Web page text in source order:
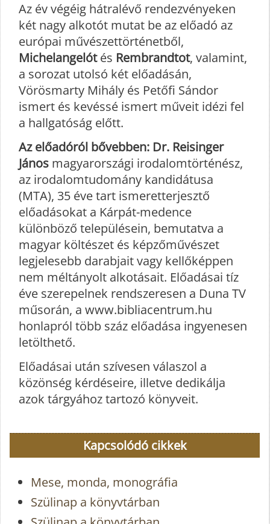
Az év végéig hátralévő rendezvényeken
két nagy alkotót mutat be az előadó az
európai művészettörténetből,
Michelangelótés Rembrandtot, valamint,
a sorozat utolsó két előadásán,
Vörösmarty Mihály és Petőfi Sándor
ismert és kevéssé ismert műveit idézi fel
a hallgatóság előtt.
Az előadóról bővebben: Dr. Reisinger
János magyarországi irodalomtörténész,
az irodalomtudomány kandidátusa
(MTA), 35 éve tart ismeretterjesztő
előadásokat a Kárpát-medence
különböző településein, bemutatva a
magyar költészet és képzőművészet
legjelesebb darabjait vagy kellőképpen
nem méltányolt alkotásait. Előadásai tíz
éve szerepelnek rendszeresen a Duna TV
műsorán, a www.bibliacentrum.hu
honlapról több száz előadása ingyenesen
letölthető.
Előadásai után szívesen válaszol a
közönség kérdéseire, illetve dedikálja
azok tárgyához tartozó könyveit.
Kapcsolódó cikkek
Mese, monda, monográfia
Szülinap a könyvtárban